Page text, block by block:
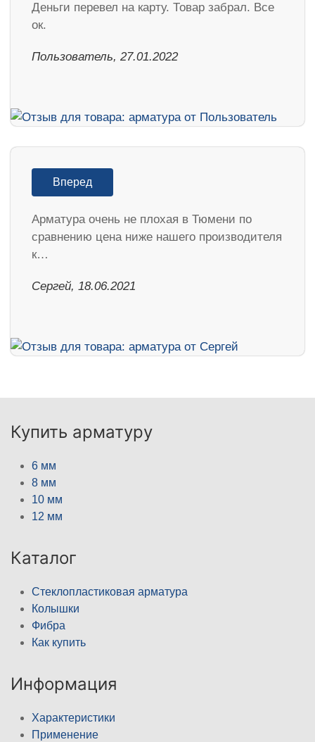
Деньги перевел на карту. Товар забрал. Все
ок.
Пользователь, 27.01.2022
Вперед
Арматура очень не плохая в Тюмени по
сравнению цена ниже нашего производителя
к…
Сергей, 18.06.2021
Купить арматуру
6 мм
8 мм
10 мм
12 мм
Каталог
Стеклопластиковая арматура
Колышки
Фибра
Как купить
Информация
Характеристики
Применение